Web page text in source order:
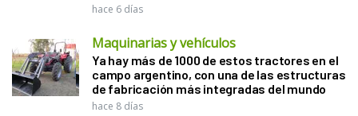
hace 6 días
Maquinarias y vehículos
Ya hay más de 1000 de estos tractores en el
campo argentino, con una de las estructuras
de fabricación más integradas del mundo
hace 8 días